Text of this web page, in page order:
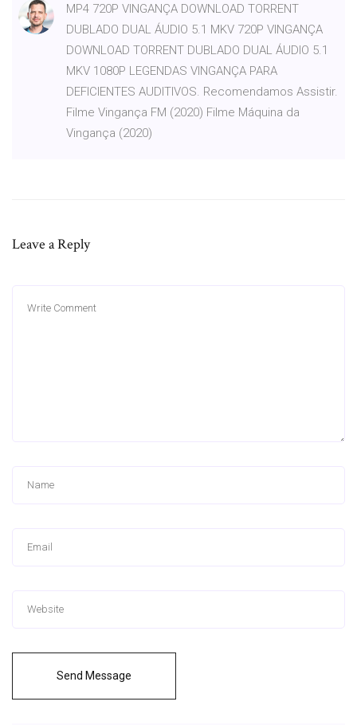
MP4 720P VINGANÇA DOWNLOAD TORRENT
DUBLADO DUAL ÁUDIO 5.1 MKV 720P VINGANÇA
DOWNLOAD TORRENT DUBLADO DUAL ÁUDIO 5.1
MKV 1080P LEGENDAS VINGANÇA PARA
DEFICIENTES AUDITIVOS. Recomendamos Assistir.
Filme Vingança FM (2020) Filme Máquina da
Vingança (2020)
Leave a Reply
Send Message